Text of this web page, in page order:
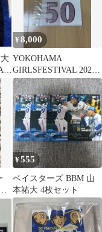
¥8,000
YOKOHAMA
GIRLSFESTIVAL 2026
背番号シート山本祐大
50
¥555
ベイスターズ BBM 山
本祐大 4枚セット